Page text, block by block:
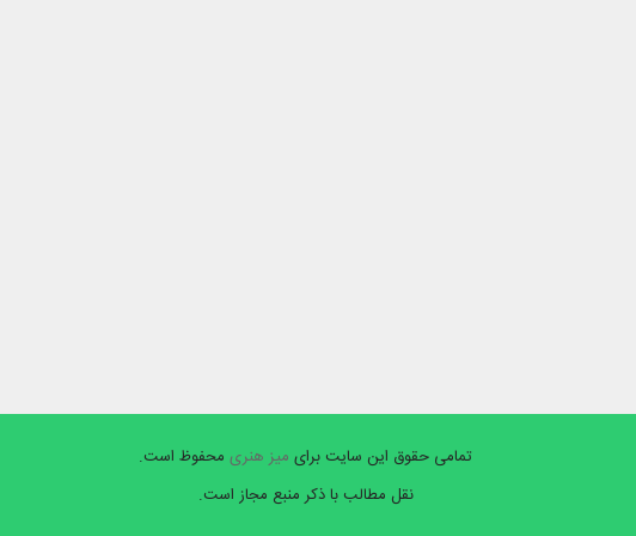
تمامی حقوق این سایت برای میز هنری محفوظ است.
نقل مطالب با ذکر منبع مجاز است.